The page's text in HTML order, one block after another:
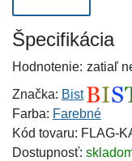
Špecifikácia
Hodnotenie: zatiaľ
Značka: Bist
Farba: Farebné
Kód tovaru: FLAG-
Dostupnosť: